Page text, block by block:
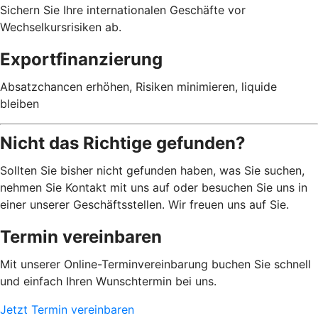
Sichern Sie Ihre internationalen Geschäfte vor
Wechselkursrisiken ab.
Exportfinanzierung
Absatzchancen erhöhen, Risiken minimieren, liquide
bleiben
Nicht das Richtige gefunden?
Sollten Sie bisher nicht gefunden haben, was Sie suchen,
nehmen Sie Kontakt mit uns auf oder besuchen Sie uns in
einer unserer Geschäftsstellen. Wir freuen uns auf Sie.
Termin vereinbaren
Mit unserer Online-Terminvereinbarung buchen Sie schnell
und einfach Ihren Wunschtermin bei uns.
Jetzt Termin vereinbaren